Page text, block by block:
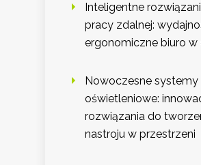
Inteligentne
pracy zdalnej:
ergonomiczne biuro w
Nowoczesne systemy
oświetleniowe:
rozwiązania do
nastroju w przestrzeni